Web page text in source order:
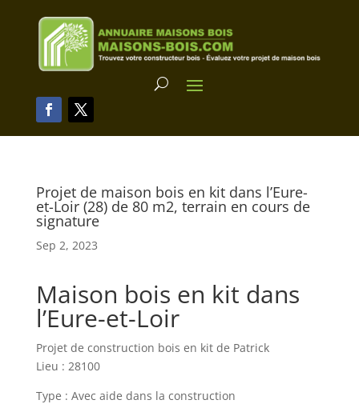
Projet de maison bois en kit dans l’Eure-
et-Loir (28) de 80 m2, terrain en cours de
signature
Sep 2, 2023
Maison bois en kit dans
l’Eure-et-Loir
Projet de construction bois en kit de Patrick
Lieu : 28100
Type : Avec aide dans la construction